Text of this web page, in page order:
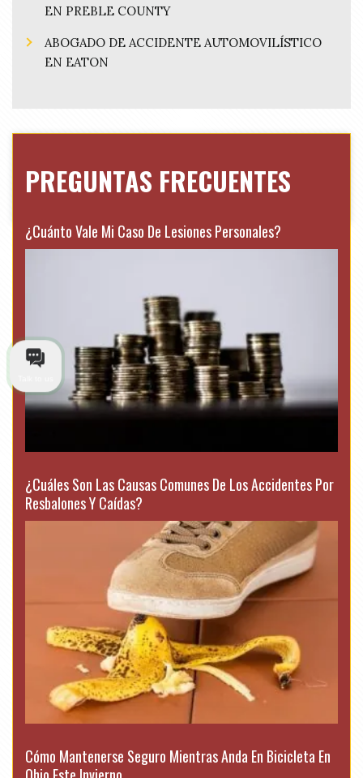
EN PREBLE COUNTY
ABOGADO DE ACCIDENTE AUTOMOVILÍSTICO
EN EATON
PREGUNTAS FRECUENTES
¿Cuánto Vale Mi Caso De Lesiones Personales?
¿Cuáles Son Las Causas Comunes De Los Accidentes Por
Resbalones Y Caídas?
Cómo Mantenerse Seguro Mientras Anda En Bicicleta En